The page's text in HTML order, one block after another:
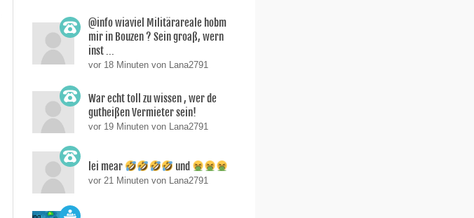
@info wiaviel Militärareale hobm
mir in Bouzen ? Sein groaß, wern
inst ...
vor 18 Minuten von Lana2791
War echt toll zu wissen , wer de
gutheißen Vermieter sein!
vor 19 Minuten von Lana2791
lei mear und
vor 21 Minuten von Lana2791